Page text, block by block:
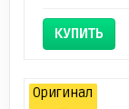
КУПИТЬ
Оригинал